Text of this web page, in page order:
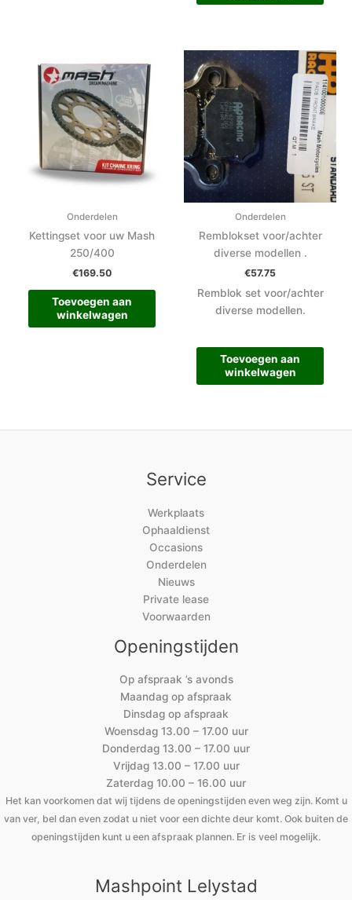
Onderdelen
Kettingset voor uw Mash
250/400
€169.50
Toevoegen aan
winkelwagen
Onderdelen
Remblokset voor/achter
diverse modellen .
€57.75
Remblok set voor/achter
diverse modellen.
Toevoegen aan
winkelwagen
Service
Werkplaats
Ophaaldienst
Occasions
Onderdelen
Nieuws
Private lease
Voorwaarden
Openingstijden
Op afspraak ’s avonds
Maandag op afspraak
Dinsdag op afspraak
Woensdag 13.00 – 17.00 uur
Donderdag 13.00 – 17.00 uur
Vrijdag 13.00 – 17.00 uur
Zaterdag 10.00 – 16.00 uur
Het kan voorkomen dat wij tijdens de openingstijden even weg zijn. Komt u
van ver, bel dan even zodat u niet voor een dichte deur komt. Ook buiten de
openingstijden kunt u een afspraak plannen. Er is veel mogelijk.
Mashpoint Lelystad